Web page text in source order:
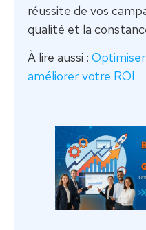
réussite de vos
qualité et la
À lire aussi :
améliorer votre ROI